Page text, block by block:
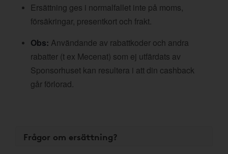
Ersättning ges i normalfallet inte på moms,
försäkringar, presentkort och frakt.
Obs: Användande av rabattkoder och andra
rabatter (t ex Mecenat) som ej utfärdats av
Sponsorhuset kan resultera i att din cashback
går förlorad.
Frågor om ersättning?